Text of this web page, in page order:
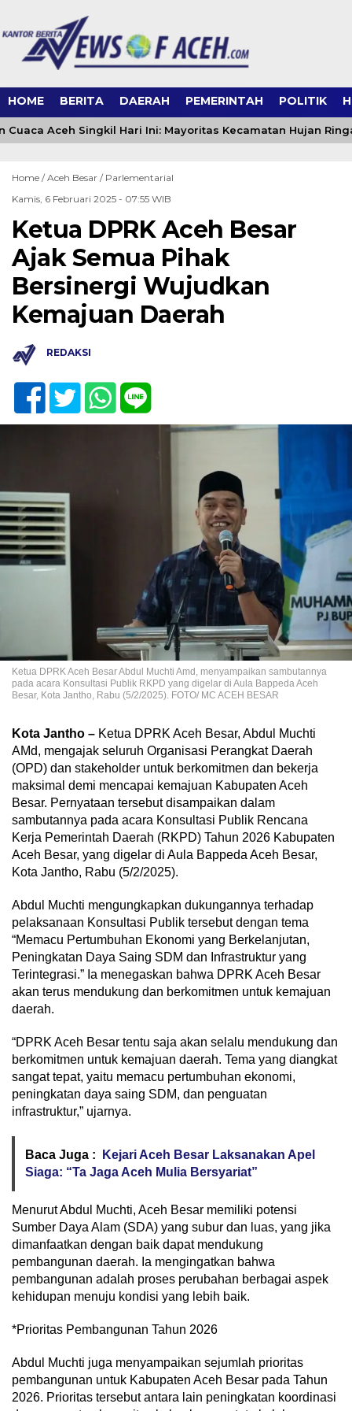
HOME BERITA DAERAH PEMERINTAH POLITIK
Cuaca Aceh Singkil Hari Ini: Mayoritas Kecamatan Hujan
Home /Aceh Besar / Parlementarial
Kamis, 6 Februari 2025 - 07:55 WIB
Ketua DPRK Aceh Besar
Ajak Semua Pihak
Bersinergi Wujudkan
Kemajuan Daerah
REDAKSI
Ketua DPRK Aceh Besar Abdul Muchti Amd, menyampaikan sambutannya
pada acara Konsultasi Publik RKPD yang digelar di Aula Bappeda Aceh
Besar, Kota Jantho, Rabu (5/2/2025). FOTO/ MC ACEH BESAR
Kota Jantho – Ketua DPRK Aceh Besar, Abdul Muchti
AMd, mengajak seluruh Organisasi Perangkat Daerah
(OPD) dan stakeholder untuk berkomitmen dan bekerja
maksimal demi mencapai kemajuan Kabupaten Aceh
Besar. Pernyataan tersebut disampaikan dalam
sambutannya pada acara Konsultasi Publik Rencana
Kerja Pemerintah Daerah (RKPD) Tahun 2026 Kabupaten
Aceh Besar, yang digelar di Aula Bappeda Aceh Besar,
Kota Jantho, Rabu (5/2/2025).
Abdul Muchti mengungkapkan dukungannya terhadap
pelaksanaan Konsultasi Publik tersebut dengan tema
“Memacu Pertumbuhan Ekonomi yang Berkelanjutan,
Peningkatan Daya Saing SDM dan Infrastruktur yang
Terintegrasi.” Ia menegaskan bahwa DPRK Aceh Besar
akan terus mendukung dan berkomitmen untuk kemajuan
daerah.
“DPRK Aceh Besar tentu saja akan selalu mendukung dan
berkomitmen untuk kemajuan daerah. Tema yang diangkat
sangat tepat, yaitu memacu pertumbuhan ekonomi,
peningkatan daya saing SDM, dan penguatan
infrastruktur,” ujarnya.
Baca Juga :
Kejari Aceh Besar Laksanakan Apel
Siaga: “Ta Jaga Aceh Mulia Bersyariat”
Menurut Abdul Muchti, Aceh Besar memiliki potensi
Sumber Daya Alam (SDA) yang subur dan luas, yang jika
dimanfaatkan dengan baik dapat mendukung
pembangunan daerah. Ia mengingatkan bahwa
pembangunan adalah proses perubahan berbagai aspek
kehidupan menuju kondisi yang lebih baik.
*Prioritas Pembangunan Tahun 2026
Abdul Muchti juga menyampaikan sejumlah prioritas
pembangunan untuk Kabupaten Aceh Besar pada Tahun
2026. Prioritas tersebut antara lain peningkatan koordinasi